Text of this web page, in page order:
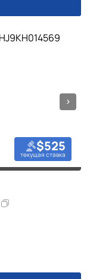
$525
текущая ставка